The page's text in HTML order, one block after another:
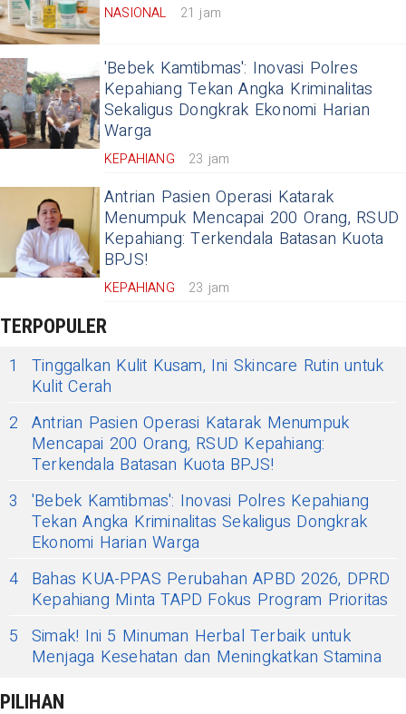
NASIONAL 21 jam
'Bebek Kamtibmas': Inovasi Polres
Kepahiang Tekan Angka Kriminalitas
Sekaligus Dongkrak Ekonomi Harian
Warga
KEPAHIANG 23 jam
Antrian Pasien Operasi Katarak
Menumpuk Mencapai 200 Orang, RSUD
Kepahiang: Terkendala Batasan Kuota
BPJS!
KEPAHIANG 23 jam
TERPOPULER
1
Tinggalkan Kulit Kusam, Ini Skincare Rutin untuk
Kulit Cerah
2 Antrian Pasien Operasi Katarak Menumpuk
Mencapai 200 Orang, RSUD Kepahiang:
Terkendala Batasan Kuota BPJS!
3
'Bebek Kamtibmas': Inovasi Polres Kepahiang
Tekan Angka Kriminalitas Sekaligus Dongkrak
Ekonomi Harian Warga
4 Bahas KUA-PPAS Perubahan APBD 2026, DPRD
Kepahiang Minta TAPD Fokus Program Prioritas
5 Simak! Ini 5 Minuman Herbal Terbaik untuk
Menjaga Kesehatan dan Meningkatkan Stamina
PILIHAN